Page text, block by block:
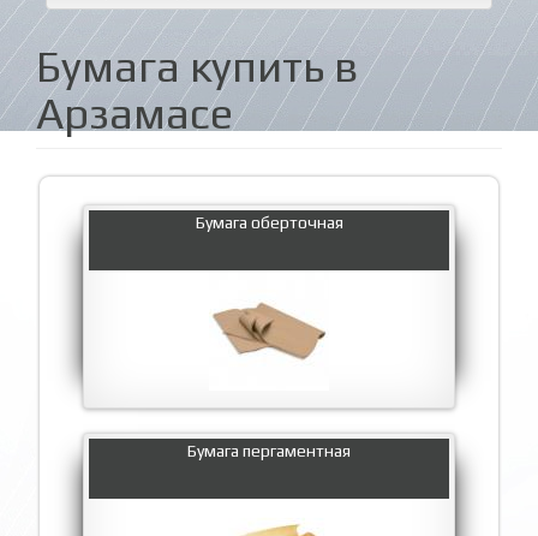
Бумага купить в
Арзамасе
Бумага оберточная
Бумага пергаментная